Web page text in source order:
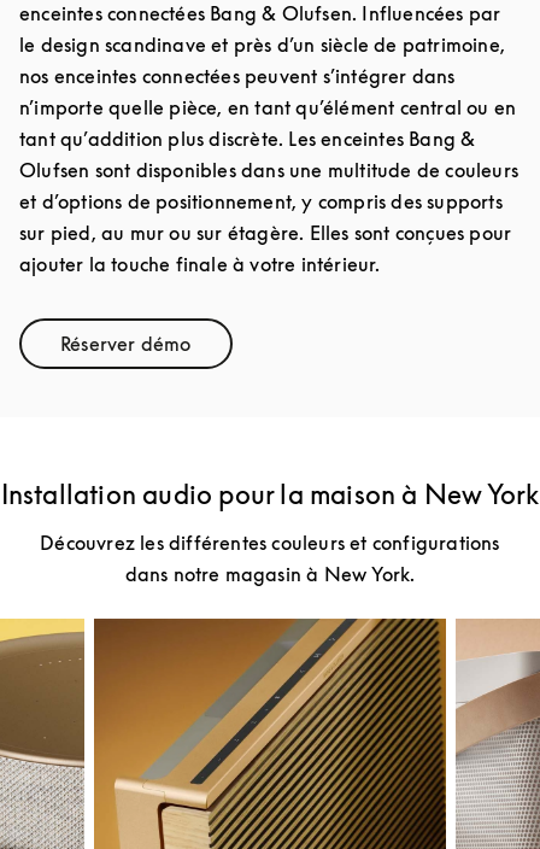
enceintes connectées Bang & Olufsen. Influencées par
le design scandinave et près d’un siècle de patrimoine,
nos enceintes connectées peuvent s’intégrer dans
n’importe quelle pièce, en tant qu’élément central ou en
tant qu’addition plus discrète. Les enceintes Bang &
Olufsen sont disponibles dans une multitude de couleurs
et d’options de positionnement, y compris des supports
sur pied, au mur ou sur étagère. Elles sont conçues pour
ajouter la touche finale à votre intérieur.
Réserver démoLink Opens in New Tab
Installation audio pour la maison à New York
Découvrez les différentes couleurs et configurations
dans notre magasin à New York.